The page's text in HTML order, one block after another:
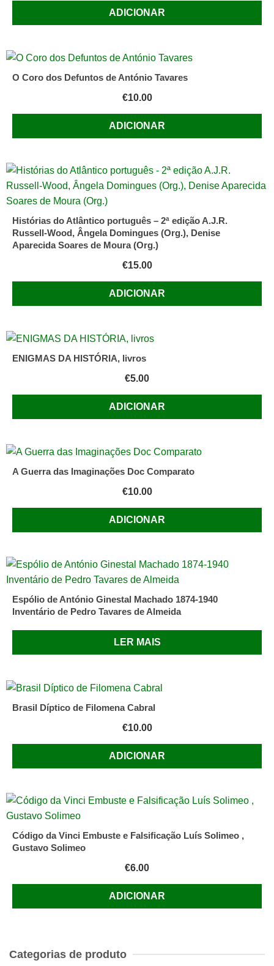
ADICIONAR
O Coro dos Defuntos de António Tavares
€10.00
ADICIONAR
Histórias do Atlântico português – 2ª edição A.J.R.
Russell-Wood, Ângela Domingues (Org.), Denise
Aparecida Soares de Moura (Org.)
€15.00
ADICIONAR
ENIGMAS DA HISTÓRIA, livros
€5.00
ADICIONAR
A Guerra das Imaginações Doc Comparato
€10.00
ADICIONAR
Espólio de António Ginestal Machado 1874-1940
Inventário de Pedro Tavares de Almeida
LER MAIS
Brasil Díptico de Filomena Cabral
€10.00
ADICIONAR
Código da Vinci Embuste e Falsificação Luís Solimeo ,
Gustavo Solimeo
€6.00
ADICIONAR
Categorias de produto